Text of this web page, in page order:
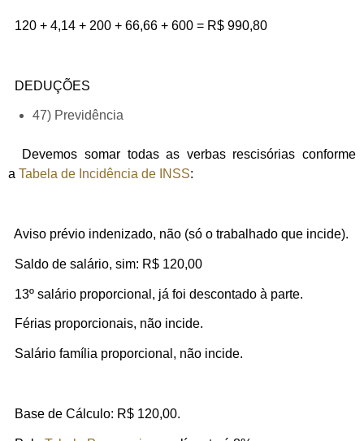
120 + 4,14 + 200 + 66,66 + 600 = R$ 990,80
DEDUÇÕES
47) Previdência
Devemos somar todas as verbas rescisórias conforme
a Tabela de Incidência de INSS:
Aviso prévio indenizado, não (só o trabalhado que incide).
Saldo de salário, sim: R$ 120,00
13º salário proporcional, já foi descontado à parte.
Férias proporcionais, não incide.
Salário família proporcional, não incide.
Base de Cálculo: R$ 120,00.